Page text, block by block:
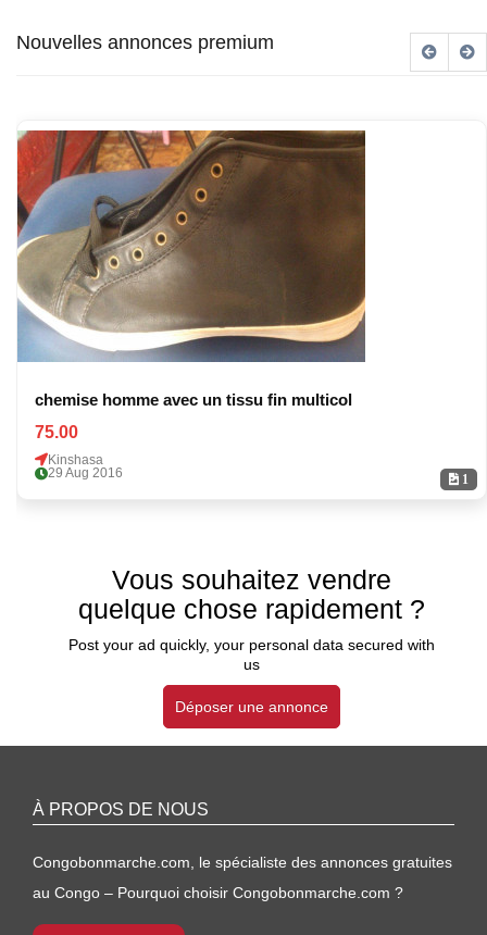
Nouvelles annonces premium
1
chemise homme avec un tissu fin multicol
75.00
Kinshasa
29 Aug 2016
Vous souhaitez vendre
quelque chose rapidement ?
Post your ad quickly, your personal data secured with
us
Déposer une annonce
À PROPOS DE NOUS
Congobonmarche.com, le spécialiste des annonces gratuites
au Congo – Pourquoi choisir Congobonmarche.com ?